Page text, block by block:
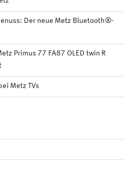
Der neue Metz Bluetooth®-
Primus 77 FA87 OLED twin R
Metz TVs